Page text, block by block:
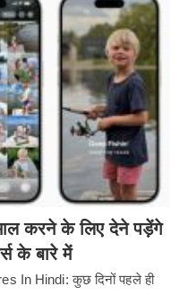
करने के लिए देने पड़ेंगे
के बारे में
In Hindi: कुछ दिनों पहले ही